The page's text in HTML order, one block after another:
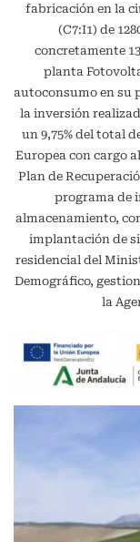
fabricación en la
(C7:I1) de
concretamente
planta
autoconsumo en su
la inversión
un 9,75% del total
Europea con cargo
Plan de
programa de
almacenamiento,
implantación de
residencial del
Demográfico,
la